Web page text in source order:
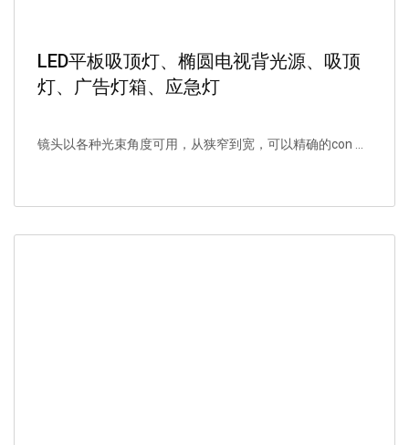
LED平板吸顶灯、椭圆电视背光源、吸顶
灯、广告灯箱、应急灯
镜头以各种光束角度可用，从狭窄到宽，可以精确的con ...